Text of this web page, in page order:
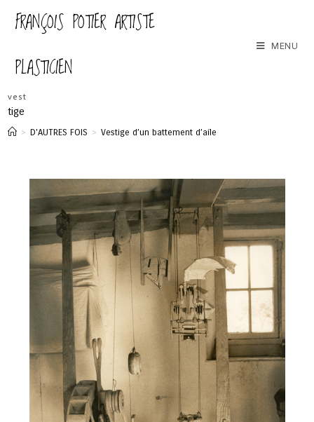
FRANÇOIS POTIER ARTISTE
PLASTICIEN
MENU
vest
tige
> D'AUTRES FOIS > Vestige d’un battement d’aile